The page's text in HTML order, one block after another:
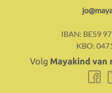
E-
IBAN: BE59
KBO:
Volg Mayakind van